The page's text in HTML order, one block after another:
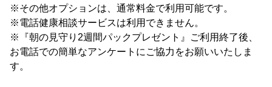
※その他オプションは、通常料金で利用可能です。
※電話健康相談サービスは利用できません。
※『朝の見守り2週間パックプレゼント』ご利用終了後、
お電話での簡単なアンケートにご協力をお願いいたしま
す。